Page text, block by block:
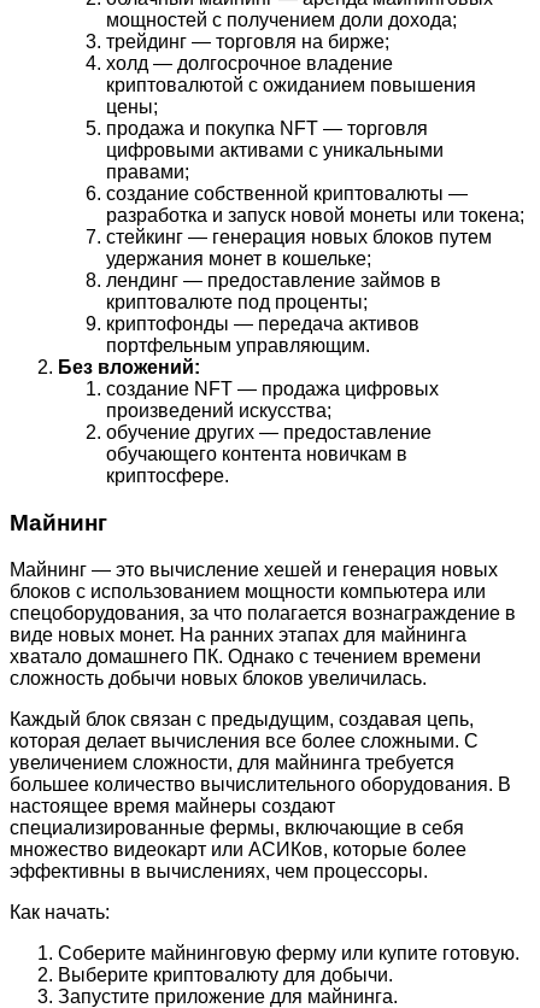
мощностей с получением доли дохода;
трейдинг — торговля на бирже;
холд — долгосрочное владение
криптовалютой с ожиданием повышения
цены;
продажа и покупка NFT — торговля
цифровыми активами с уникальными
правами;
создание собственной криптовалюты —
разработка и запуск новой монеты или токена;
стейкинг — генерация новых блоков путем
удержания монет в кошельке;
лендинг — предоставление займов в
криптовалюте под проценты;
криптофонды — передача активов
портфельным управляющим.
Без вложений:
создание NFT — продажа цифровых
произведений искусства;
обучение других — предоставление
обучающего контента новичкам в
криптосфере.
Майнинг
Майнинг — это вычисление хешей и генерация новых
блоков с использованием мощности компьютера или
спецоборудования, за что полагается вознаграждение в
виде новых монет. На ранних этапах для майнинга
хватало домашнего ПК. Однако с течением времени
сложность добычи новых блоков увеличилась.
Каждый блок связан с предыдущим, создавая цепь,
которая делает вычисления все более сложными. С
увеличением сложности, для майнинга требуется
большее количество вычислительного оборудования. В
настоящее время майнеры создают
специализированные фермы, включающие в себя
множество видеокарт или АСИКов, которые более
эффективны в вычислениях, чем процессоры.
Как начать:
Соберите майнинговую ферму или купите готовую.
Выберите криптовалюту для добычи.
Запустите приложение для майнинга.